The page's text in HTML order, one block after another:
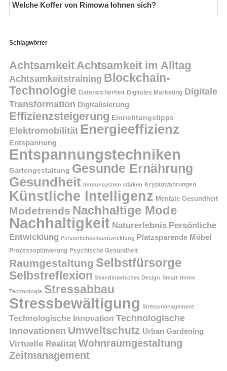
Welche Koffer von Rimowa lohnen sich?
Schlagwörter
Achtsamkeit Achtsamkeit im Alltag
Achtsamkeitstraining Blockchain-
Technologie Datensicherheit Digitales Marketing Digitale
Transformation Digitalisierung
Effizienzsteigerung Einrichtungstipps
Elektromobilität Energieeffizienz
Entspannung
Entspannungstechniken
Gartengestaltung Gesunde Ernährung
Gesundheit Immunsystem stärken Kryptowährungen
Künstliche Intelligenz Mentale Gesundheit
Modetrends Nachhaltige Mode
Nachhaltigkeit Naturerlebnis Persönliche
Entwicklung Persönlichkeitsentwicklung Platzsparende Möbel
Prozessoptimierung Psychische Gesundheit
Raumgestaltung Selbstfürsorge
Selbstreflexion Skandinavisches Design Smart Home
Technologie Stressabbau
Stressbewältigung Stressmanagement
Technologische Innovation Technologische
Innovationen Umweltschutz Urban Gardening
Virtuelle Realität Wohnraumgestaltung
Zeitmanagement